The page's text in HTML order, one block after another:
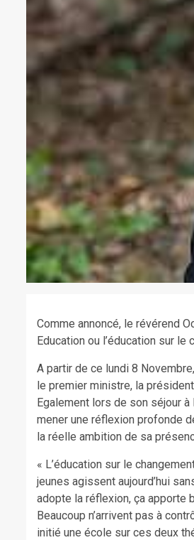
Comme annoncé, le révérend
Education ou l’éducation sur
A partir de ce lundi 8
le premier ministre, la
Egalement lors de son séjour
mener une réflexion profonde
la réelle ambition de sa
« L’éducation sur le
jeunes agissent aujourd’hui
adopte la réflexion, ça apporte
Beaucoup n’arrivent pas à
initié une école sur ces deux